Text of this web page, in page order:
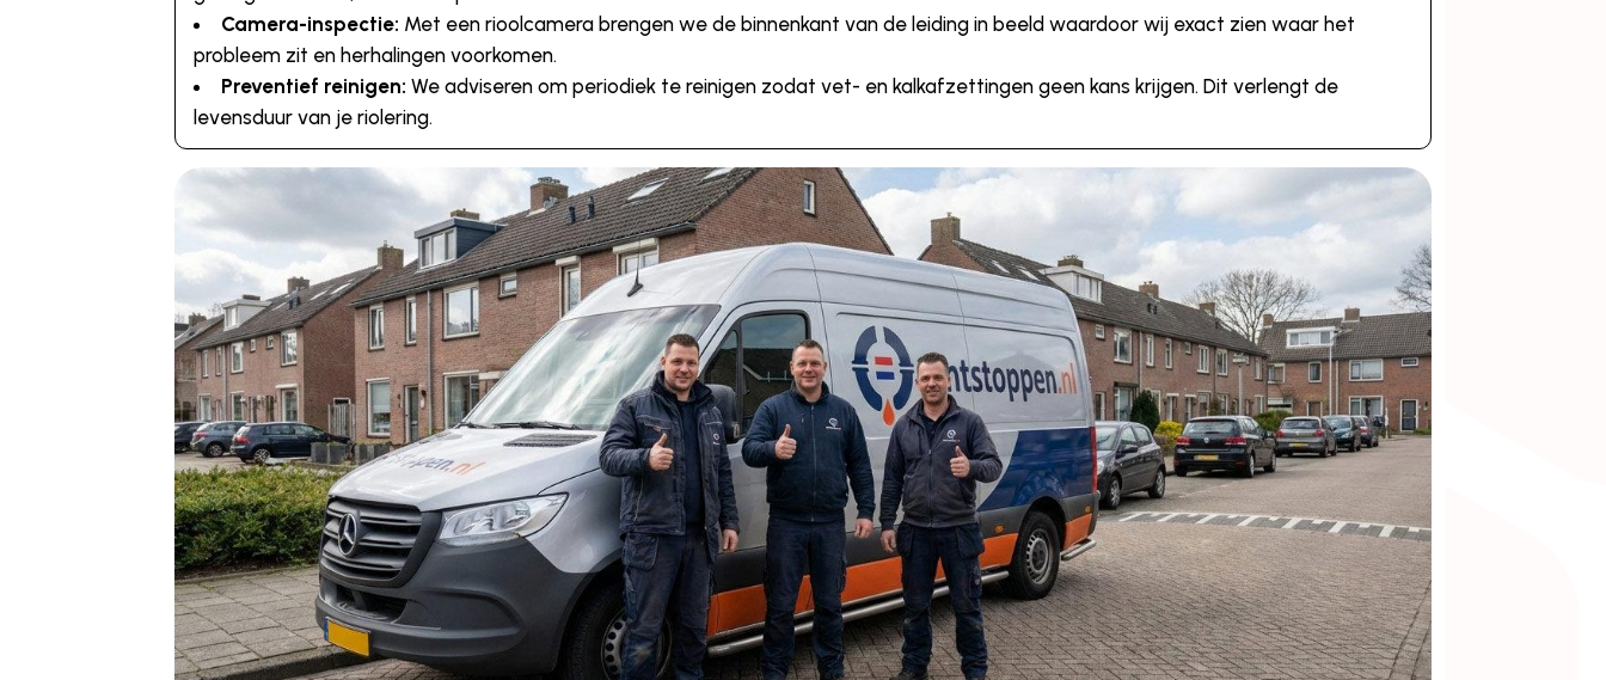
Camera-inspectie: Met een rioolcamera brengen we de binnenkant van de leiding in beeld waardoor wij exact zien waar het
probleem zit en herhalingen voorkomen.
Preventief reinigen: We adviseren om periodiek te reinigen zodat vet- en kalkafzettingen geen kans krijgen. Dit verlengt de
levensduur van je riolering.